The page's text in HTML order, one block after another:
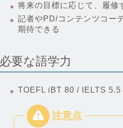
将来の目標に応じて、履修
記者やPD/コンテンツコー
期待できる
必要な語学力
TOEFL iBT 80 / IELTS